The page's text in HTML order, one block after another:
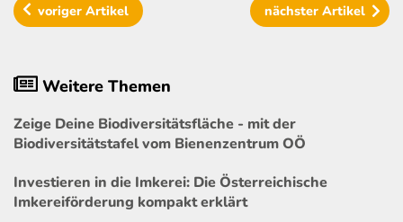
vorigerArtikel nächster Artikel
Weitere Themen
Zeige Deine Biodiversitätsfläche - mit der
Biodiversitätstafel vom Bienenzentrum OÖ
Investieren in die Imkerei: Die Österreichische
Imkereiförderung kompakt erklärt